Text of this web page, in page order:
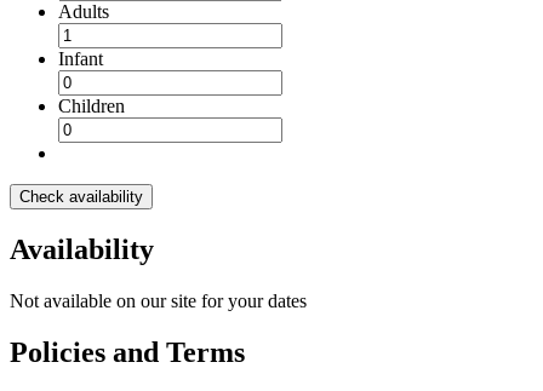
Adults
Infant
Children
Check availability
Availability
Not available on our site for your dates
Policies and Terms